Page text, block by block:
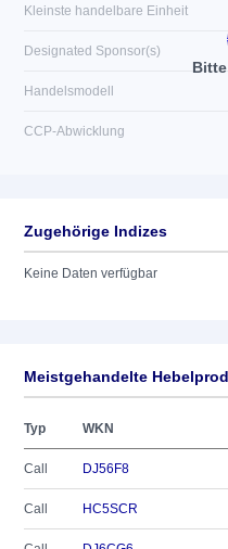
Kleinste handelbare Einheit
Designated Sponsor(s)
Handelsmodell
CCP-Abwicklung
Zugehörige Indizes
Keine Daten verfügbar
Meistgehandelte
Typ WKN
Call DJ56F8
Call HC5SCR